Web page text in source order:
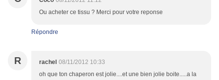
Ou acheter ce tissu ? Merci pour votre reponse
Répondre
R rachel 08/11/2012 10:33
oh que ton chaperon est jolie....et une bien jolie boite.....a la